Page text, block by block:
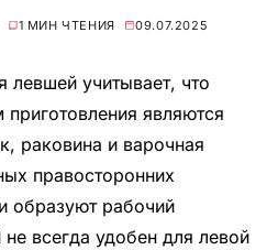
1 МИН ЧТЕНИЯ 09.07.2025
левшей учитывает, что
являются
раковина и варочная
правосторонних
образуют рабочий
всегда удобен для левой